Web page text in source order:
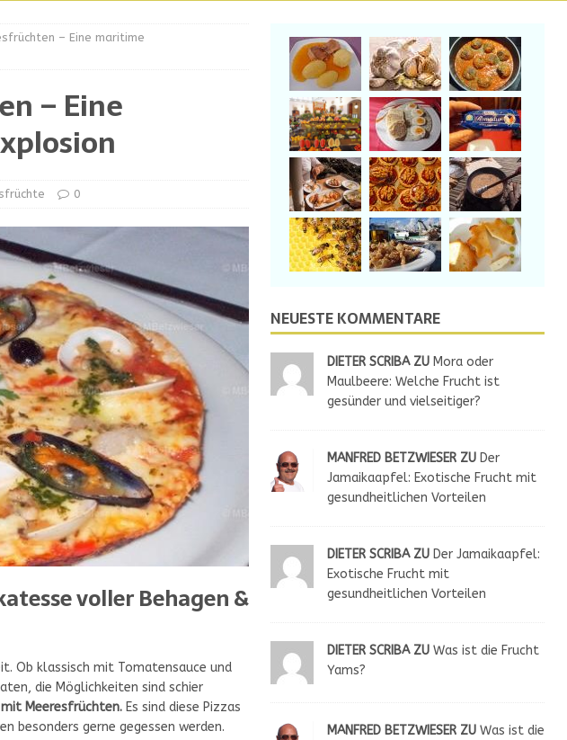
– Eine maritime
– Eine
0
voller Behagen &
Ob klassisch mit Tomatensauce und
die Möglichkeiten sind schier
mit Meeresfrüchten.Es sind diese Pizzas
besonders gerne gegessen werden.
NEUESTE KOMMENTARE
DIETER SCRIBA ZU Mora oder
Maulbeere: Welche Frucht ist
gesünder und vielseitiger?
MANFRED BETZWIESER ZU Der
Jamaikaapfel: Exotische Frucht mit
gesundheitlichen Vorteilen
DIETER SCRIBA ZU Der Jamaikaapfel:
Exotische Frucht mit
gesundheitlichen Vorteilen
DIETER SCRIBA ZU Was ist die Frucht
Yams?
MANFRED BETZWIESER ZU Was ist die